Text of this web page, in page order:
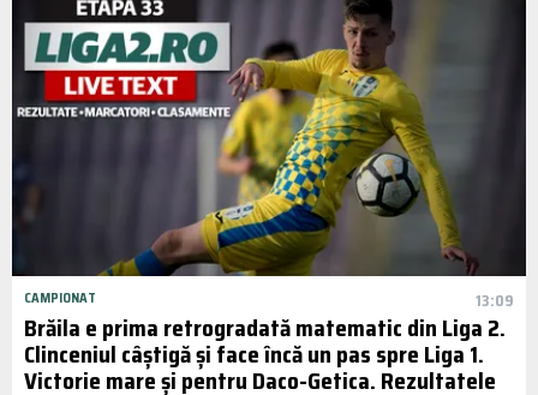
CAMPIONAT 13:09
Brăila e prima retrogradată matematic din Liga 2.
Clinceniul câștigă și face încă un pas spre Liga 1.
Victorie mare și pentru Daco-Getica. Rezultatele